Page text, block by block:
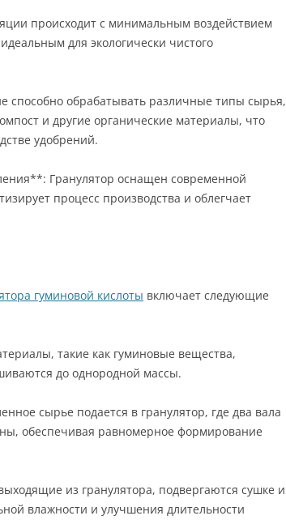
происходит с минимальным воздействием
для экологически чистого
способно обрабатывать различные типы сырья,
и другие органические материалы, что
удобрений.
Гранулятор оснащен современной
процесс производства и облегчает
гуминовой кислоты включает следующие
такие как гуминовые вещества,
до однородной массы.
сырье подается в гранулятор, где два вала
обеспечивая равномерное формирование
из гранулятора, подвергаются сушке и
влажности и улучшения длительности